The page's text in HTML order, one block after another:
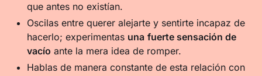
que antes no existían.
Oscilas entre querer alejarte y sentirte incapaz de
hacerlo; experimentas una fuerte sensación de
vacío ante la mera idea de romper.
Hablas de manera constante de esta relación con